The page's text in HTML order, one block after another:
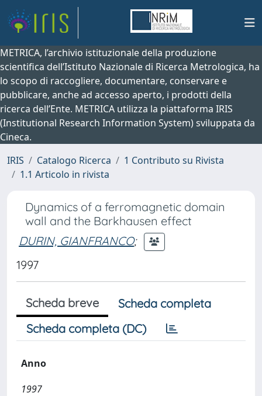
METRICA, l’archivio istituzionale della produzione
scientifica dell’Istituto Nazionale di Ricerca Metrologica, ha
lo scopo di raccogliere, documentare, conservare e
pubblicare, anche ad accesso aperto, i prodotti della
ricerca dell’Ente. METRICA utilizza la piattaforma IRIS
(Institutional Research Information System) sviluppata da
Cineca.
IRIS
Catalogo Ricerca
1 Contributo su Rivista
1.1 Articolo in rivista
Dynamics of a ferromagnetic domain
wall and the Barkhausen effect
DURIN, GIANFRANCO;
1997
Scheda breve
Scheda completa
Scheda completa (DC)
Anno
1997